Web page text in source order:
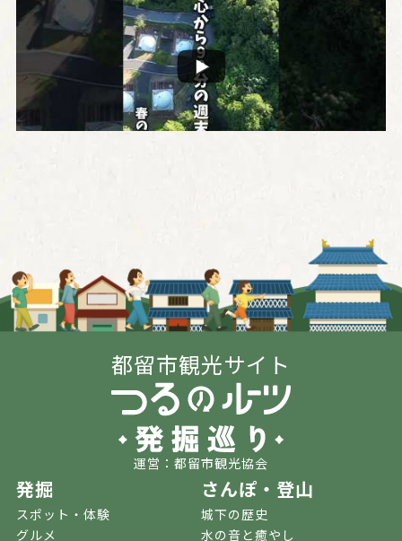
都留市観光サイト
運営：都留市観光協会
発掘
スポット・体験
グルメ
さんぽ・登山
城下の歴史
水の音と癒やし